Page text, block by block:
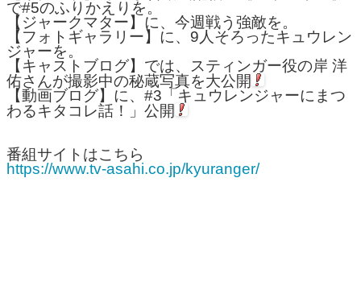
で#5のふりかえりを。
【ジャークマター】に、今週戦う強敵を。
【フォトギャラリー】に、9人そろったキュウレン
ジャーを。
【キャストブログ】では、スティンガー役の岸 洋
佑さんが撮影中の秘蔵写真を大公開
【動画ブログ】に、#3「キュウレンジャーにまつ
わるキタコレ話！」公開
番組サイトはこちら
https://www.tv-asahi.co.jp/kyuranger/